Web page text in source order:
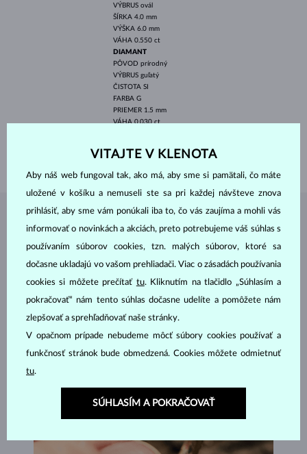
VÝBRUS ovál
ŠÍRKA 4.0 mm
VÝŠKA 6.0 mm
VÁHA 0.550 ct
DIAMANT
PÔVOD prírodný
VÝBRUS guľatý
ČISTOTA SI
FARBA G
PRIEMER 1.5 mm
VÁHA 0.030 ct
2.25 g
ŠPERKY Z ATELIÉRU KLENOTA
VITAJTE V KLENOTA
Aby náš web fungoval tak, ako má, aby sme si pamätali, čo máte
uložené v košíku a nemuseli ste sa pri každej návšteve znova
prihlásiť, aby sme vám ponúkali iba to, čo vás zaujíma a mohli vás
informovať o novinkách a akciách, preto potrebujeme váš súhlas s
používaním súborov cookies, tzn. malých súborov, ktoré sa
dočasne ukladajú vo vašom prehliadači. Viac o zásadách používania
cookies si môžete prečítať tu. Kliknutím na tlačidlo „Súhlasím a
pokračovať“ nám tento súhlas dočasne udelíte a pomôžete nám
zlepšovať a sprehľadňovať naše stránky.
V opačnom prípade nebudeme môcť súbory cookies používať a
funkčnosť stránok bude obmedzená. Cookies môžete odmietnuť
tu.
SÚHLASÍM A POKRAČOVAŤ